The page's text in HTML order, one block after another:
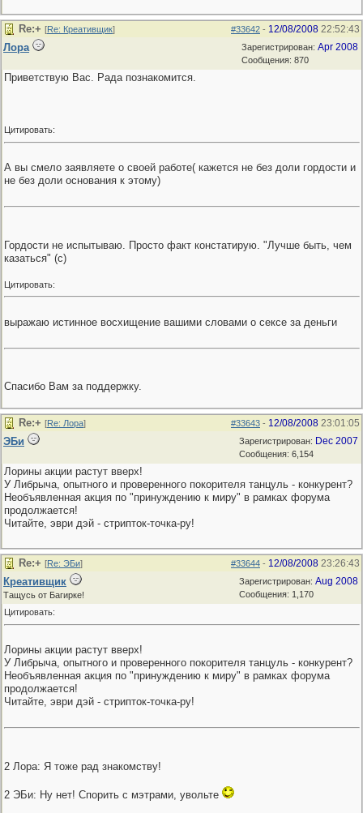
#33642 - 12/08/2008 22:52:43
Re:+ [Re: Креативщик]
Зарегистрирован: Apr 2008
Сообщения: 870
Лора
Приветствую Вас. Рада познакомится.
Цитировать:
А вы смело заявляете о своей работе( кажется не без доли гордости и
не без доли основания к этому)
Гордости не испытываю. Просто факт констатирую. "Лучше быть, чем
казаться" (с)
Цитировать:
выражаю истинное восхищение вашими словами о сексе за деньги
Спасибо Вам за поддержку.
#33643 - 12/08/2008 23:01:05
Re:+ [Re: Лора]
Зарегистрирован: Dec 2007
Сообщения: 6,154
ЭБи
Лорины акции растут вверх!
У Либрыча, опытного и проверенного покорителя танцуль - конкурент?
Необъявленная акция по "принуждению к миру" в рамках форума
продолжается!
Читайте, эври дэй - стрипток-точка-ру!
#33644 - 12/08/2008 23:26:43
Re:+ [Re: ЭБи]
Зарегистрирован: Aug 2008
Сообщения: 1,170
Креативщик
Тащусь от Багирке!
Цитировать:
Лорины акции растут вверх!
У Либрыча, опытного и проверенного покорителя танцуль - конкурент?
Необъявленная акция по "принуждению к миру" в рамках форума
продолжается!
Читайте, эври дэй - стрипток-точка-ру!
2 Лора: Я тоже рад знакомству!
2 ЭБи: Ну нет! Спорить с мэтрами, увольте